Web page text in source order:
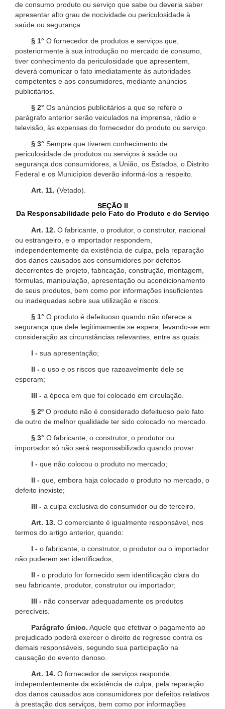
de consumo produto ou serviço que sabe ou deveria saber
apresentar alto grau de nocividade ou periculosidade à
saúde ou segurança.
§ 1° O fornecedor de produtos e serviços que,
posteriormente à sua introdução no mercado de consumo,
tiver conhecimento da periculosidade que apresentem,
deverá comunicar o fato imediatamente às autoridades
competentes e aos consumidores, mediante anúncios
publicitários.
§ 2° Os anúncios publicitários a que se refere o
parágrafo anterior serão veiculados na imprensa, rádio e
televisão, às expensas do fornecedor do produto ou serviço.
§ 3° Sempre que tiverem conhecimento de
periculosidade de produtos ou serviços à saúde ou
segurança dos consumidores, a União, os Estados, o Distrito
Federal e os Municípios deverão informá-los a respeito.
Art. 11. (Vetado).
SEÇÃO II
Da Responsabilidade pelo Fato do Produto e do Serviço
Art. 12. O fabricante, o produtor, o construtor, nacional
ou estrangeiro, e o importador respondem,
independentemente da existência de culpa, pela reparação
dos danos causados aos consumidores por defeitos
decorrentes de projeto, fabricação, construção, montagem,
fórmulas, manipulação, apresentação ou acondicionamento
de seus produtos, bem como por informações insuficientes
ou inadequadas sobre sua utilização e riscos.
§ 1° O produto é defeituoso quando não oferece a
segurança que dele legitimamente se espera, levando-se em
consideração as circunstâncias relevantes, entre as quais:
I - sua apresentação;
II - o uso e os riscos que razoavelmente dele se
esperam;
III - a época em que foi colocado em circulação.
§ 2º O produto não é considerado defeituoso pelo fato
de outro de melhor qualidade ter sido colocado no mercado.
§ 3° O fabricante, o construtor, o produtor ou
importador só não será responsabilizado quando provar:
I - que não colocou o produto no mercado;
II - que, embora haja colocado o produto no mercado, o
defeito inexiste;
III - a culpa exclusiva do consumidor ou de terceiro.
Art. 13. O comerciante é igualmente responsável, nos
termos do artigo anterior, quando:
I - o fabricante, o construtor, o produtor ou o importador
não puderem ser identificados;
II - o produto for fornecido sem identificação clara do
seu fabricante, produtor, construtor ou importador;
III - não conservar adequadamente os produtos
perecíveis.
Parágrafo único. Aquele que efetivar o pagamento ao
prejudicado poderá exercer o direito de regresso contra os
demais responsáveis, segundo sua participação na
causação do evento danoso.
Art. 14. O fornecedor de serviços responde,
independentemente da existência de culpa, pela reparação
dos danos causados aos consumidores por defeitos relativos
à prestação dos serviços, bem como por informações